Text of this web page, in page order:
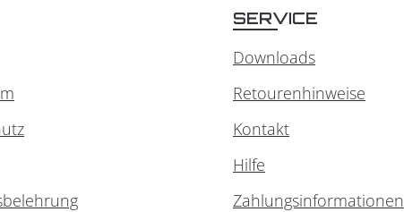
SERVICE
Downloads
Retourenhinweise
Kontakt
Hilfe
Zahlungsinformationen